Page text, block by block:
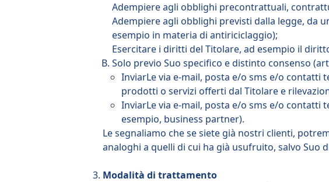
Adempiere agli obblighi precontrattuali,
Adempiere agli obblighi previsti dalla legge, da
esempio in materia di antiriciclaggio);
Esercitare i diritti del Titolare, ad esempio il
Solo previo Suo specifico e distinto consenso
InviarLe via e-mail, posta e/o sms e/o
prodotti o servizi offerti dal Titolare e
InviarLe via e-mail, posta e/o sms e/o
esempio, business partner).
Le segnaliamo che se siete già nostri clienti,
analoghi a quelli di cui ha già usufruito, salvo Suo
Modalità di trattamento